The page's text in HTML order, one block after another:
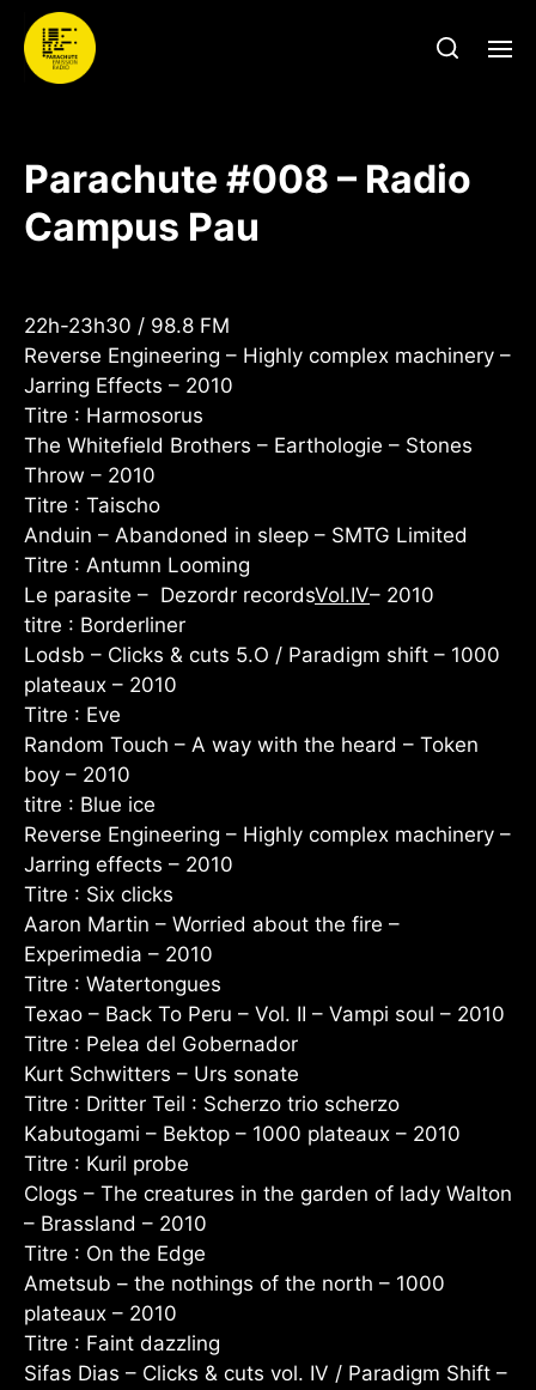
Parachute #008 – Radio
Campus Pau
22h-23h30 / 98.8 FM
Reverse Engineering – Highly complex machinery –
Jarring Effects – 2010
Titre : Harmosorus
The Whitefield Brothers – Earthologie – Stones
Throw – 2010
Titre : Taischo
Anduin – Abandoned in sleep – SMTG Limited
Titre : Antumn Looming
Le parasite – Dezordr recordsVol.IV– 2010
titre : Borderliner
Lodsb – Clicks & cuts 5.O / Paradigm shift – 1000
plateaux – 2010
Titre : Eve
Random Touch – A way with the heard – Token
boy – 2010
titre : Blue ice
Reverse Engineering – Highly complex machinery –
Jarring effects – 2010
Titre : Six clicks
Aaron Martin – Worried about the fire –
Experimedia – 2010
Titre : Watertongues
Texao – Back To Peru – Vol. II – Vampi soul – 2010
Titre : Pelea del Gobernador
Kurt Schwitters – Urs sonate
Titre : Dritter Teil : Scherzo trio scherzo
Kabutogami – Bektop – 1000 plateaux – 2010
Titre : Kuril probe
Clogs – The creatures in the garden of lady Walton
– Brassland – 2010
Titre : On the Edge
Ametsub – the nothings of the north – 1000
plateaux – 2010
Titre : Faint dazzling
Sifas Dias – Clicks & cuts vol. IV / Paradigm Shift –